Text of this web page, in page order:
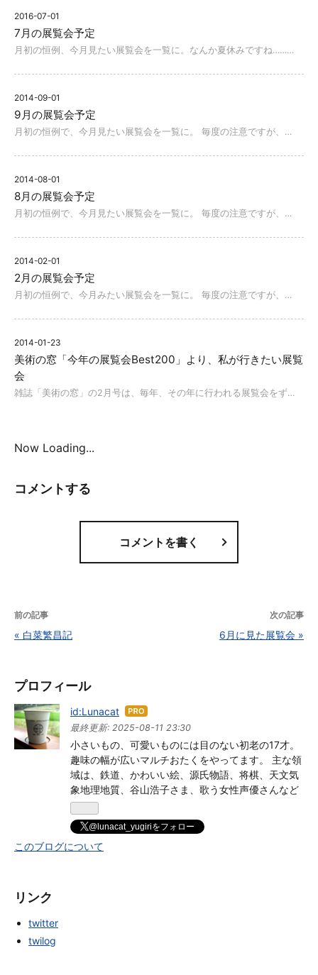
2016-07-01
7月の展覧会予定
月初の恒例、今月見たい展覧会を一覧に。なんか夏休みですね………
2014-09-01
9月の展覧会予定
月初の恒例で、今月見たい展覧会を一覧に。 毎度の注意ですが、…
2014-08-01
8月の展覧会予定
月初の恒例で、今月見たい展覧会を一覧に。 毎度の注意ですが、…
2014-02-01
2月の展覧会予定
月初の恒例で、今月みたい展覧会を一覧に。 毎度の注意ですが、…
2014-01-23
美術の窓「今年の展覧会Best200」より、私が行きたい展覧
会
雑誌「美術の窓」の2月号は、毎年、その年に行われる展覧会をず…
Now Loading...
コメントを書く
« 白菜繁昌記 6月に見た展覧会 »
プロフィール
id:Lunacat はて
なブ
ログ
Pro
最終更新: 2025-08-11 23:30
小さいもの、可愛いものには目のない初老の17才。
趣味の幅が広いマルチおたくをやってます。 主な領
域は、鉄道、かわいい絵、源氏物語、将棋、天文気
象地理地質、谷山浩子さま、歌う女性声優さんなど
@lunacat_yugiriをフォロー
このブログについて
リンク
twitter
twilog